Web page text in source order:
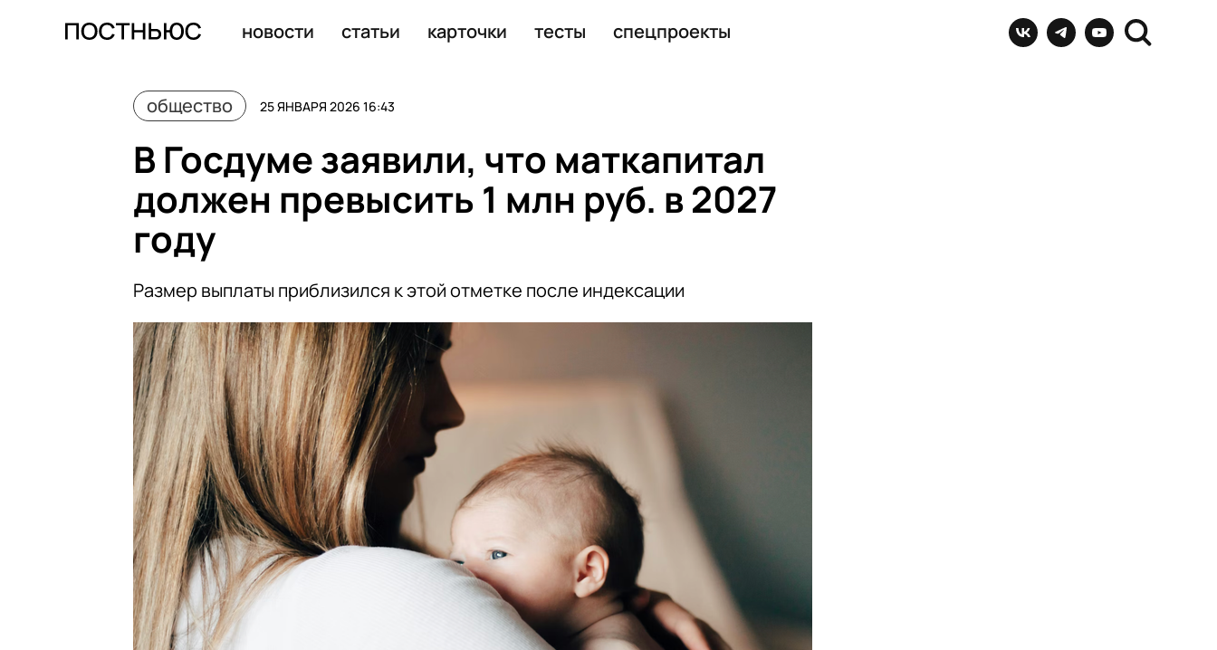
новости статьи карточки тесты спецпроекты
общество 25 ЯНВАРЯ 2026 16:43
В Госдуме заявили, что маткапитал
должен превысить 1 млн руб. в 2027
году
Размер выплаты приблизился к этой отметке после индексации